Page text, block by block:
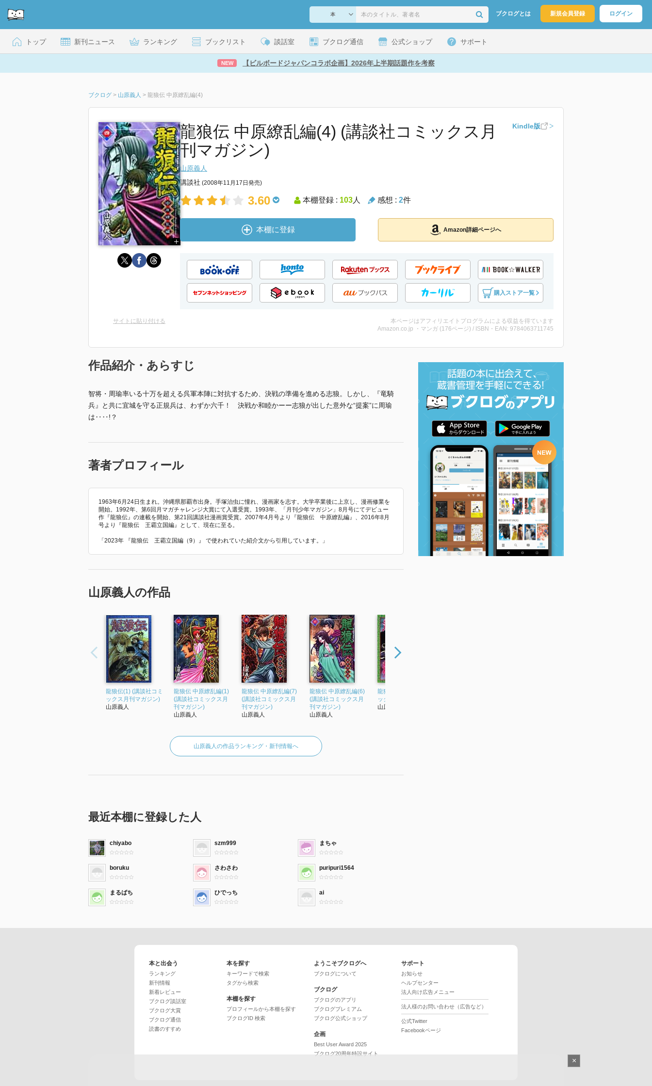
ブクログとは 新規会員登録 ログイン
トップ 新刊ニュース ランキング ブックリスト 談話室 ブクログ通信 公式ショップ サポート
NEW 【ビルボードジャパンコラボ企画】2026年上半期話題作を考察
ブクログ > 山原義人 > 龍狼伝 中原繚乱編(4)
龍狼伝 中原繚乱編(4) (講談社コミックス月
刊マガジン)
Kindle版
山原義人
講談社 (2008年11月17日発売)
3.60 本棚登録 : 103人 感想 : 2件
本棚に登録 Amazon詳細ページへ
購入ストア一覧
サイトに貼り付ける
本ページはアフィリエイトプログラムによる収益を得ています
Amazon.co.jp ・マンガ (176ページ) / ISBN・EAN: 9784063711745
作品紹介・あらすじ
智将・周瑜率いる十万を超える呉軍本陣に対抗するため、決戦の準備を進める志狼。しかし、『竜騎
兵』と共に宜城を守る正規兵は、わずか六千！ 決戦か和睦かーー志狼が出した意外な“提案”に周瑜
は‥‥!？
著者プロフィール
1963年6月24日生まれ。沖縄県那覇市出身。手塚治虫に憧れ、漫画家を志す。大学卒業後に上京し、漫画修業を
開始。1992年、第6回月マガチャレンジ大賞にて入選受賞。1993年、「月刊少年マガジン」8月号にてデビュー
作『龍狼伝』の連載を開始、第21回講談社漫画賞受賞。2007年4月号より『龍狼伝 中原繚乱編』、2016年8月
号より『龍狼伝 王霸立国編』として、現在に至る。
「2023年 『龍狼伝 王霸立国編（9）』 で使われていた紹介文から引用しています。」
山原義人の作品
龍狼伝(1) (講談社コミ
ックス月刊マガジン)
山原義人
龍狼伝 中原繚乱編(1)
(講談社コミックス月
刊マガジン)
山原義人
龍狼伝 中原繚乱編(7)
(講談社コミックス月
刊マガジン)
山原義人
龍狼伝 中原繚乱編(6)
(講談社コミックス月
刊マガジン)
山原義人
龍狼伝(2) (講談社コミ
ックス月刊マガジン)
山原義人
山原義人の作品ランキング・新刊情報へ
最近本棚に登録した人
chiyabo szm999 まちゃ
boruku さわさわ puripuri1564
まるばち ひでっち ai
本と出会う
ランキング
新刊情報
新着レビュー
ブクログ談話室
ブクログ大賞
ブクログ通信
読書のすすめ
本を探す
キーワードで検索
タグから検索
本棚を探す
プロフィールから本棚を探す
ブクログID 検索
ようこそブクログへ
ブクログについて
ブクログ
ブクログのアプリ
ブクログプレミアム
ブクログ公式ショップ
企画
Best User Award 2025
ブクログ20周年特設サイト
サポート
お知らせ
ヘルプセンター
法人向け広告メニュー
法人様のお問い合わせ（広告など）
公式Twitter
Facebookページ
×